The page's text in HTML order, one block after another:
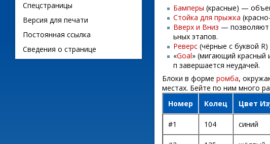
Спецстраницы
Версия для печати
Постоянная ссылка
Сведения о странице
Бамперы (красные) —
Стойка для прыжка
Вверх и Вниз — позволяют
ьных этапов.
Реверс (чёрные с буквой
«Goal» (мигающий красный
п завершается неудачей.
Блоки в форме ромба,
местах. Бейте по ним много
Номер
Колец Цвет
#1 104 синий